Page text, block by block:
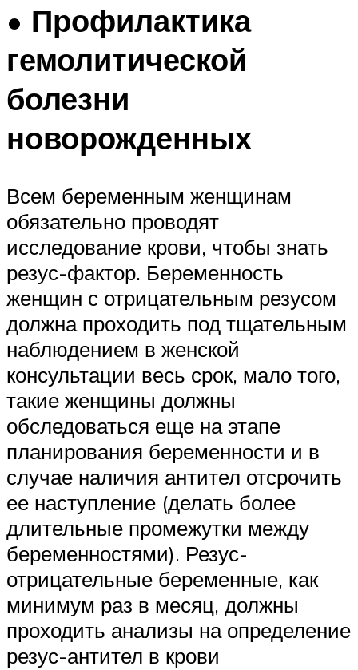
• Профилактика
гемолитической
болезни
новорожденных
Всем беременным женщинам
обязательно проводят
исследование крови, чтобы знать
резус-фактор. Беременность
женщин с отрицательным резусом
должна проходить под тщательным
наблюдением в женской
консультации весь срок, мало того,
такие женщины должны
обследоваться еще на этапе
планирования беременности и в
случае наличия антител отсрочить
ее наступление (делать более
длительные промежутки между
беременностями). Резус-
отрицательные беременные, как
минимум раз в месяц, должны
проходить анализы на определение
резус-антител в крови